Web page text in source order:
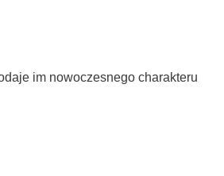
im nowoczesnego charakteru